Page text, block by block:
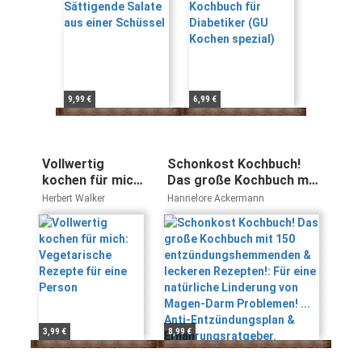
9,99 € 6,99 €
Vollwertig
kochen für mich:
Vegetarische
Rezepte für eine
Person
Herbert Walker
3,99 €
Schonkost Kochbuch!
Das große Kochbuch mit
150
entzündungshemmenden
& leckeren Rezepten!:
Für eine natürliche
Linderung von Magen-
Darm Problemen! ... Anti-
Entzündungsplan &
Ernährungsratgeber.
Hannelore Ackermann
8,99 €